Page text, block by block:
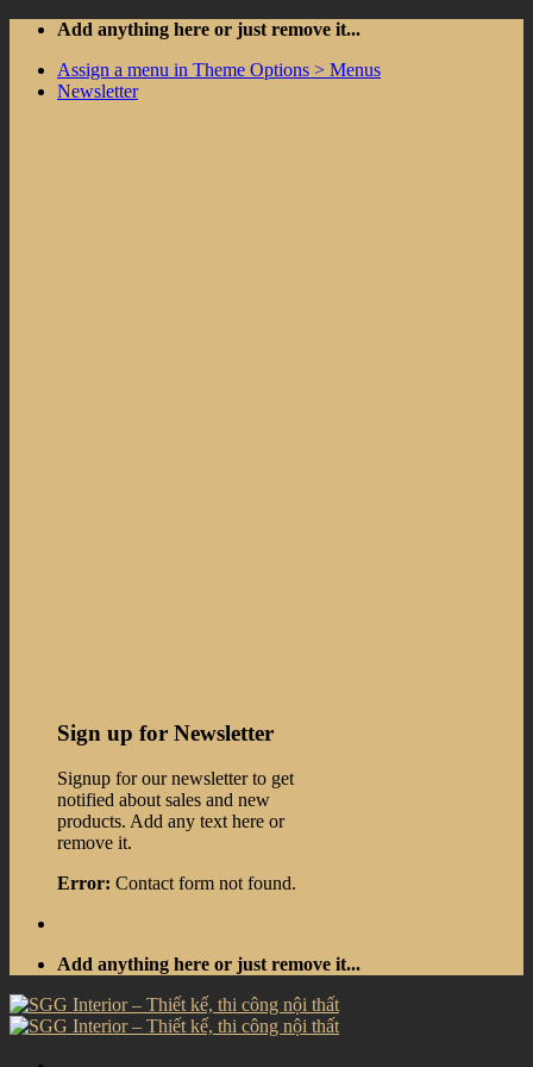
Skip
content
Add anything here or just remove it...
Assign a menu in Theme Options > Menus
Newsletter
Sign up for Newsletter
Signup for our newsletter to get
notified about sales and new
products. Add any text here or
remove it.
Error: Contact form not found.
Add anything here or just remove it...